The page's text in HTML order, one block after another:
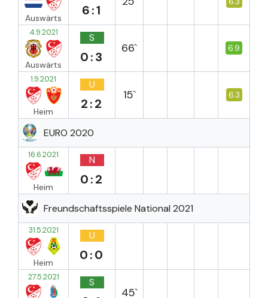
Auswärts 6:1
4.9.2021
Auswärts
S
0:3
66` 6.9
1.9.2021
Heim
U
2:2
15` 6.3
EURO 2020
16.6.2021
Heim
N
0:2
Freundschaftsspiele National 2021
31.5.2021
Heim
U
0:0
27.5.2021 S
45`